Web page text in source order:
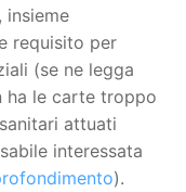
insieme
requisito per
(se ne legga
ha le carte troppo
attuati
interessata
).